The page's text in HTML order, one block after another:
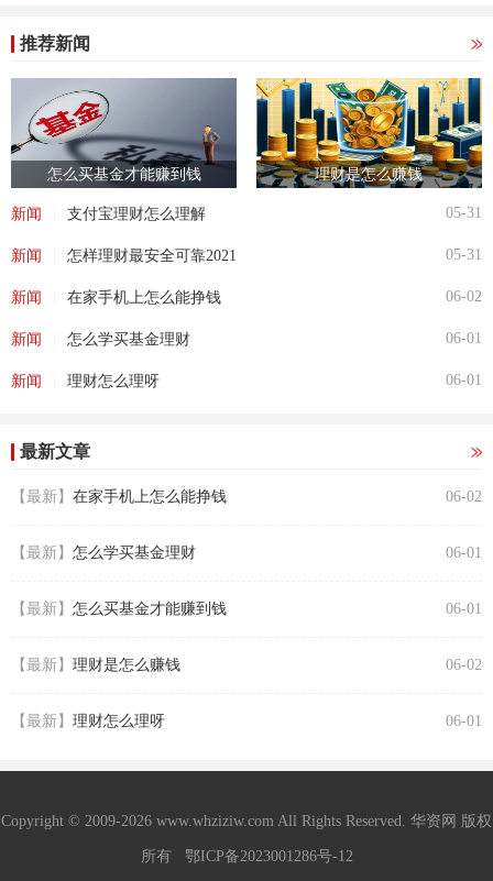
推荐新闻
怎么买基金才能赚到钱 理财是怎么赚钱
新闻 支付宝理财怎么理解 05-31
新闻 怎样理财最安全可靠2021 05-31
新闻 在家手机上怎么能挣钱 06-02
新闻 怎么学买基金理财 06-01
新闻 理财怎么理呀 06-01
最新文章
【最新】 在家手机上怎么能挣钱 06-02
【最新】 怎么学买基金理财 06-01
【最新】 怎么买基金才能赚到钱 06-01
【最新】 理财是怎么赚钱 06-02
【最新】 理财怎么理呀 06-01
Copyright © 2009-2026 www.whziziw.com All Rights Reserved. 华资网 版权
所有 鄂ICP备2023001286号-12